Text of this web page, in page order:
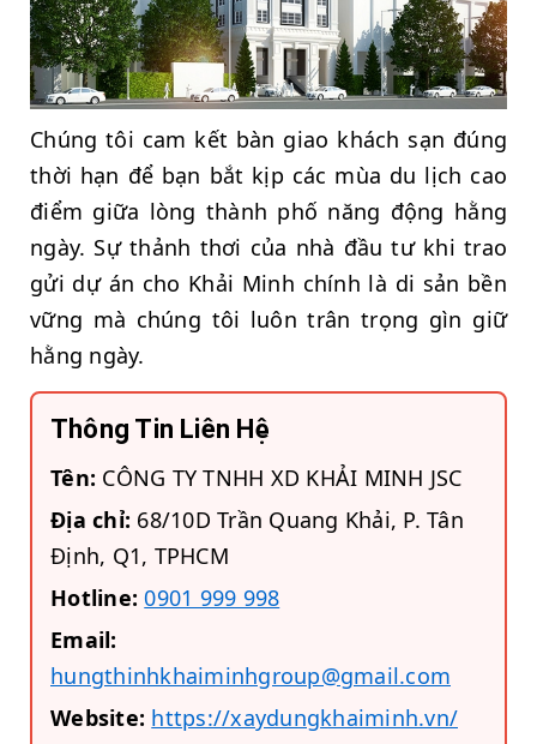
Chúng tôi cam kết bàn giao khách sạn đúng
thời hạn để bạn bắt kịp các mùa du lịch cao
điểm giữa lòng thành phố năng động hằng
ngày. Sự thảnh thơi của nhà đầu tư khi trao
gửi dự án cho Khải Minh chính là di sản bền
vững mà chúng tôi luôn trân trọng gìn giữ
hằng ngày.
Thông Tin Liên Hệ
Tên: CÔNG TY TNHH XD KHẢI MINH JSC
Địa chỉ: 68/10D Trần Quang Khải, P. Tân
Định, Q1, TPHCM
Hotline: 0901 999 998
Email:
hungthinhkhaiminhgroup@gmail.com
Website: https://xaydungkhaiminh.vn/